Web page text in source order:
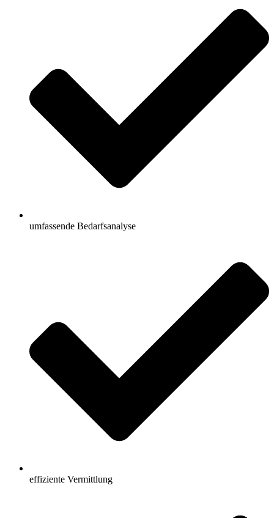
umfassende Bedarfsanalyse
effiziente Vermittlung